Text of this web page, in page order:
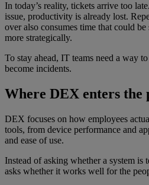
In today’s reality, tickets arrive too
issue, productivity is already lost.
over also consumes time that could
more strategically.
To stay ahead, IT teams need a way
become incidents.
Where DEX enters the
DEX focuses on how employees
tools, from device performance and
and ease of use.
Instead of asking whether a system
asks whether it works well for the